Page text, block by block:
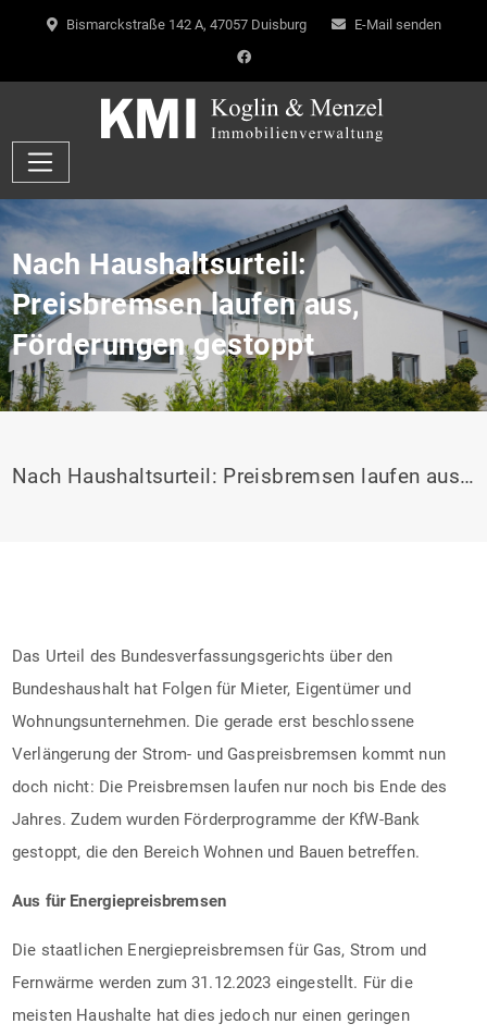
Bismarckstraße 142 A, 47057 Duisburg E-Mail senden
Nach Haushaltsurteil:
Preisbremsen laufen aus,
Förderungen gestoppt
Nach Haushaltsurteil: Preisbremsen laufen aus, Förderungen gestoppt
Das Urteil des Bundesverfassungsgerichts über den
Bundeshaushalt hat Folgen für Mieter, Eigentümer und
Wohnungsunternehmen. Die gerade erst beschlossene
Verlängerung der Strom- und Gaspreisbremsen kommt nun
doch nicht: Die Preisbremsen laufen nur noch bis Ende des
Jahres. Zudem wurden Förderprogramme der KfW-Bank
gestoppt, die den Bereich Wohnen und Bauen betreffen.
Aus für Energiepreisbremsen
Die staatlichen Energiepreisbremsen für Gas, Strom und
Fernwärme werden zum 31.12.2023 eingestellt. Für die
meisten Haushalte hat dies jedoch nur einen geringen